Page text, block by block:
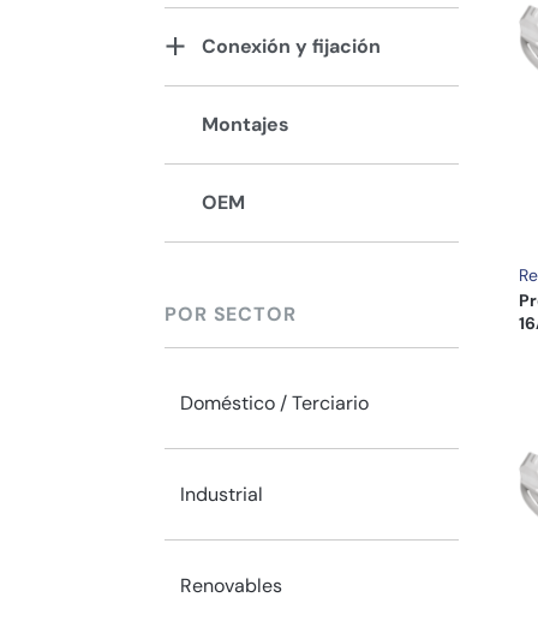
Conexión y fijación
Montajes
OEM
POR SECTOR
Doméstico / Terciario
Industrial
Renovables